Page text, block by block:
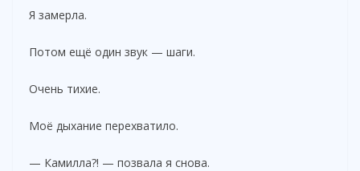
Я замерла.
Потом ещё один звук — шаги.
Очень тихие.
Моё дыхание перехватило.
— Камилла?! — позвала я снова.